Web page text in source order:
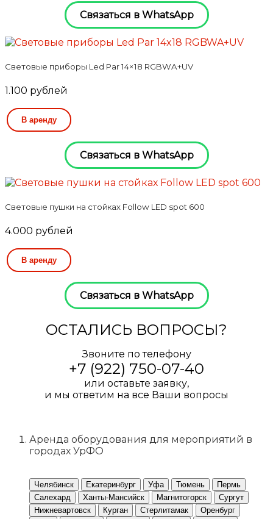
Связаться в WhatsApp
Световые приборы Led Par 14×18 RGBWA+UV
1.100 рублей
В аренду
Связаться в WhatsApp
Световые пушки на стойках Follow LED spot 600
4.000 рублей
В аренду
Связаться в WhatsApp
ОСТАЛИСЬ ВОПРОСЫ?
Звоните по телефону
+7 (922) 750-07-40
или оставьте заявку,
и мы ответим на все Ваши вопросы
Аренда оборудования для мероприятий в
городах УрФО
Челябинск Екатеринбург Уфа Тюмень
Пермь
Салехард
Ханты-Мансийск Магнитогорск
Сургут
Нижневартовск
Курган Стерлитамак
Оренбург